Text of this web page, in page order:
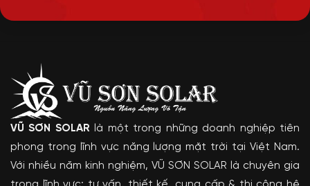
VŨ SƠN SOLAR là một trong những doanh nghiệp tiên
phong trong lĩnh vực năng lượng mặt trời tại Việt Nam.
Với nhiều năm kinh nghiệm, VŨ SƠN SOLAR là chuyên gia